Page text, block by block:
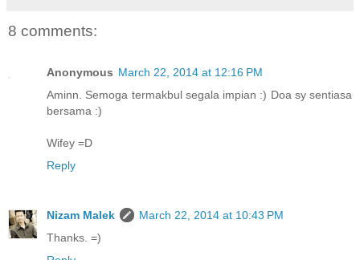
8 comments:
Anonymous March 22, 2014 at 12:16 PM
Aminn. Semoga termakbul segala impian :) Doa sy sentiasa
bersama :)
Wifey =D
Reply
Nizam Malek
March 22, 2014 at 10:43 PM
Thanks. =)